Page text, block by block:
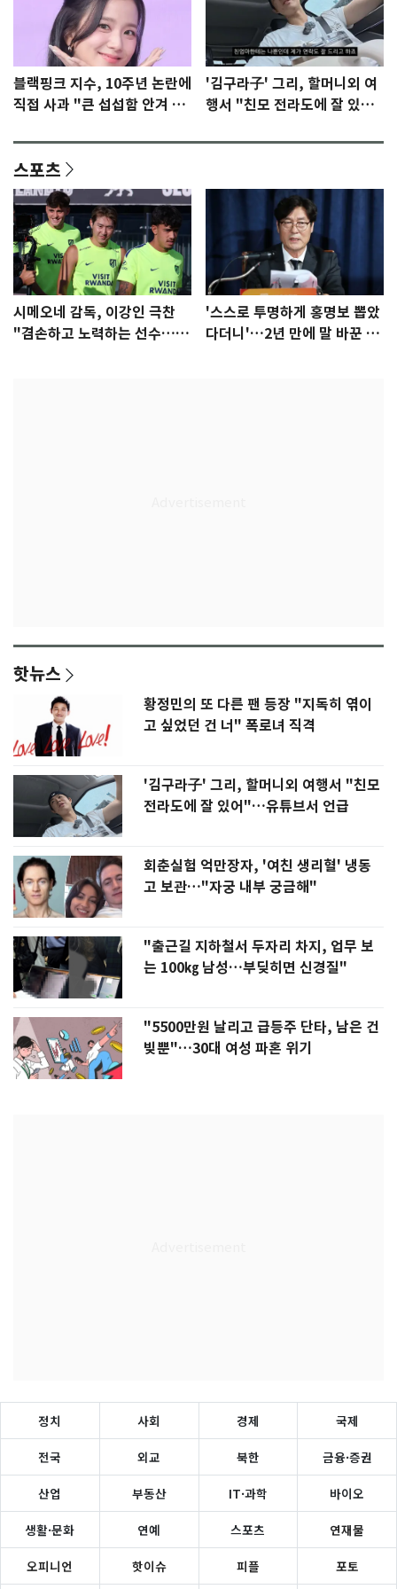
블랙핑크 지수, 10주년 논란에
직접 사과 "큰 섭섭함 안겨 미
'김구라子' 그리, 할머니외 여
행서 "친모 전라도에 잘 있
스포츠
시메오네 감독, 이강인 극찬
"겸손하고 노력하는 선수…좋
'스스로 투명하게 홍명보 뽑았
다더니'…2년 만에 말 바꾼 이
핫뉴스
황정민의 또 다른 팬 등장 "지독히 엮이
고 싶었던 건 너" 폭로녀 직격
'김구라子' 그리, 할머니외 여행서 "친모
전라도에 잘 있어"…유튜브서 언급
회춘실험 억만장자, '여친 생리혈' 냉동
고 보관…"자궁 내부 궁금해"
"출근길 지하철서 두자리 차지, 업무 보
는 100㎏ 남성…부딪히면 신경질"
"5500만원 날리고 급등주 단타, 남은 건
빚뿐"…30대 여성 파혼 위기
정치 사회 경제 국제
전국 외교 북한 금융·증권
산업 부동산 IT·과학 바이오
생활·문화 연예 스포츠 연재물
오피니언 핫이슈 피플 포토